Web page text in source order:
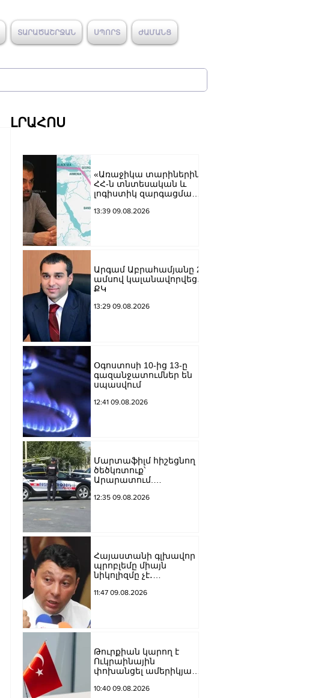
ՏԱՐԱԾԱՇՐՋԱՆ ՍՊՈՐՏ ԺԱՄԱՆՑ
ԼՐԱՀՈՍ
«Առաջիկա տարիներին
ՀՀ-ն տնտեսական և
լոգիստիկ զարգացման
կարողանա լուծել երկու
13:39 09.08.2026
Արգամ Աբրահամյանը 2
ամսով կալանավորվեց․
ՔԿ
13:29 09.08.2026
Օգոստոսի 10-ից 13-ը
գազանջատումներ են
սպասվում
12:41 09.08.2026
Մարտաֆիլմ հիշեցնող
ծեծկռտուք՝
Արարատում.
ից ավելի վիրավորներ.
12:35 09.08.2026
Հայաստանի գլխավոր
պրոբլեմը միայն
նիկոլիզմը չէ․
11:47 09.08.2026
Թուրքիան կարող է
Ուկրաինային
փոխանցել ամերիկյան
հայտնի են քանակները
10:40 09.08.2026